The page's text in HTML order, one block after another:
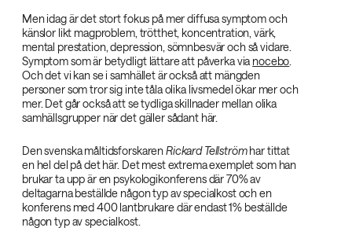
Men idag är det stort fokus på mer diffusa symptom och
känslor likt magproblem, trötthet, koncentration, värk,
mental prestation, depression, sömnbesvär och så vidare.
Symptom som är betydligt lättare att påverka via nocebo
Och det vi kan se i samhället är också att mängden
personer som tror sig inte tåla olika livsmedel ökar mer och
mer. Det går också att se tydliga skillnader mellan olika
samhällsgrupper när det gäller sådant här.
Den svenska måltidsforskarenRickard Tellströmhar tittat
en hel del på det här. Det mest extrema exemplet som han
brukar ta upp är en psykologikonferens där 70% av
deltagarna beställde någon typ av specialkost och en
konferens med 400 lantbrukare där endast 1% beställde
någon typ av specialkost.